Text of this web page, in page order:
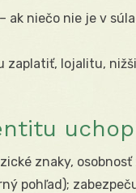
ak niečo nie je v
zaplatiť, lojalitu,
znaky,
pohľad);